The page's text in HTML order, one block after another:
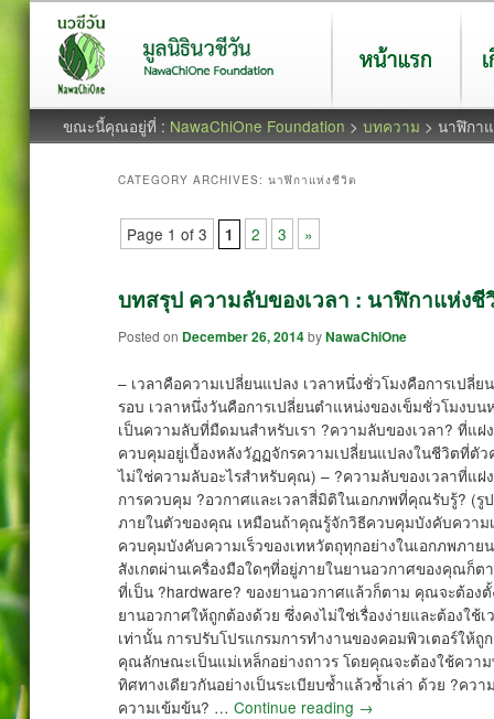
หน้าแรก เกี่ยว
ขณะนี้คุณอยู่ที่ : NawaChiOne Foundation >บทความ > นาฬิกา
CATEGORY ARCHIVES:นาฬิกาแห่งชีวิต
Page 1 of 3 1 2 3 »
บทสรุป ความลับของเวลา : นาฬิกาแห่งชี
Posted on December 26, 2014byNawaChiOne
– เวลาคือความเปลี่ยนแปลง เวลาหนึ่งชั่วโมงคือการเป
รอบ เวลาหนึ่งวันคือการเปลี่ยนตำแหน่งของเข็มชั่วโมงบ
เป็นความลับที่มืดมนสำหรับเรา ?ความลับของเวลา? ที่แ
ควบคุมอยู่เบื้องหลังวัฏฏจักรความเปลี่ยนแปลงในชีวิตที่ตั
ไม่ใช่ความลับอะไรสำหรับคุณ) – ?ความลับของเวลาที่แ
การควบคุม ?อวกาศและเวลาสี่มิติในเอกภพที่คุณรับรู้? (
ภายในตัวของคุณ เหมือนถ้าคุณรู้จักวิธีควบคุมบังคับควา
ควบคุมบังคับความเร็วของเทหวัตถุทุกอย่างในเอกภพภา
สังเกตผ่านเครื่องมือใดๆที่อยู่ภายในยานอวกาศของคุณก็
ที่เป็น ?hardware? ของยานอวกาศแล้วก็ตาม คุณจะต้อง
ยานอวกาศให้ถูกต้องด้วย ซึ่งคงไม่ใช่เรื่องง่ายและต้องใ
เท่านั้น การปรับโปรแกรมการทำงานของคอมพิวเตอร์ให้
คุณลักษณะเป็นแม่เหล็กอย่างถาวร โดยคุณจะต้องใช้ควา
ทิศทางเดียวกันอย่างเป็นระเบียบซ้ำแล้วซ้ำเล่า ด้วย ?คว
ความเข้มข้น? …Continue reading →